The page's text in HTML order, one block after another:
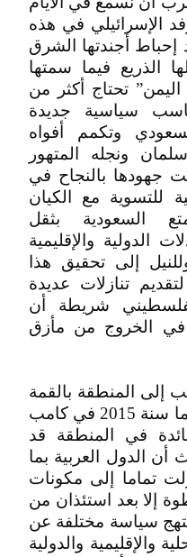
الإسرائيلي في هذه
إحباط أجندتها الشرق
الذريع فيما سمتها
تحتاج أكثر من
سياسية جديدة
وتكمم أفواه
ونجله المتهور
جهودها بالنجاح في
للتسوية مع الكيان
السعودية بثقل
الدولية والإقليمية
إلى تحقيق هذا
تنازلات عديدة
شريطة أن
في الخروج من مأزق
إلى المنطقة بالقمة
التي أقامها سلفه باراك أوباما سنة 2015 في كامب
في المنطقة قد
الدول العربية بما
تماما إلى مكونات
إلا بعد استئذان من
سياسة مختلفة عن
والإقليمية والدولية